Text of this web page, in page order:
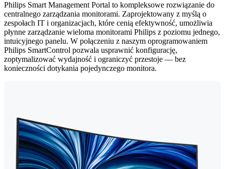
Philips Smart Management Portal to kompleksowe rozwiązanie do
centralnego zarządzania monitorami. Zaprojektowany z myślą o
zespołach IT i organizacjach, które cenią efektywność, umożliwia
płynne zarządzanie wieloma monitorami Philips z poziomu jednego,
intuicyjnego panelu. W połączeniu z naszym oprogramowaniem
Philips SmartControl pozwala usprawnić konfigurację,
zoptymalizować wydajność i ograniczyć przestoje — bez
konieczności dotykania pojedynczego monitora.